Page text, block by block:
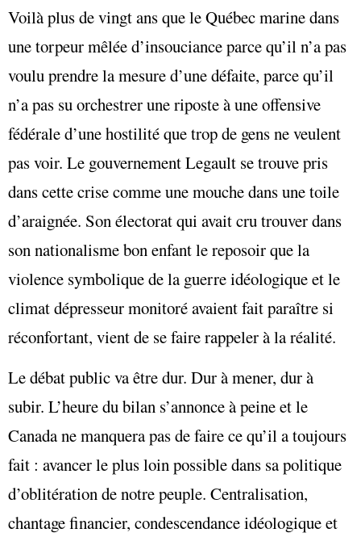
Voilà plus de vingt ans que le Québec marine dans
une torpeur mêlée d’insouciance parce qu’il n’a pas
voulu prendre la mesure d’une défaite, parce qu’il
n’a pas su orchestrer une riposte à une offensive
fédérale d’une hostilité que trop de gens ne veulent
pas voir. Le gouvernement Legault se trouve pris
dans cette crise comme une mouche dans une toile
d’araignée. Son électorat qui avait cru trouver dans
son nationalisme bon enfant le reposoir que la
violence symbolique de la guerre idéologique et le
climat dépresseur monitoré avaient fait paraître si
réconfortant, vient de se faire rappeler à la réalité.
Le débat public va être dur. Dur à mener, dur à
subir. L’heure du bilan s’annonce à peine et le
Canada ne manquera pas de faire ce qu’il a toujours
fait : avancer le plus loin possible dans sa politique
d’oblitération de notre peuple. Centralisation,
chantage financier, condescendance idéologique et